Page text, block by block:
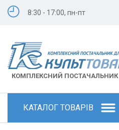
8:30 - 17:00, пн-пт
КОМПЛЕКСНИЙ ПОСТАЧАЛЬНИК
КАТАЛОГ ТОВАРІВ